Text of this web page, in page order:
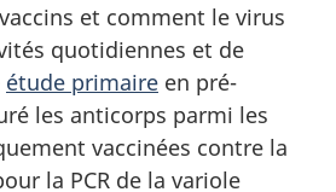
et comment le virus
quotidiennes et de
étude primaire en pré-
les anticorps parmi les
vaccinées contre la
la PCR de la variole